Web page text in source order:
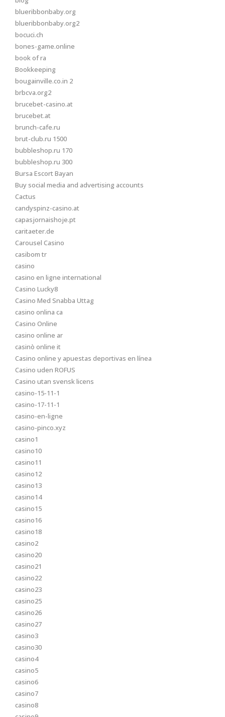
blueribbonbaby.org
blueribbonbaby.org2
bocuci.ch
bones-game.online
book of ra
Bookkeeping
bougainville.co.in 2
brbcva.org2
brucebet-casino.at
brucebet.at
brunch-cafe.ru
brut-club.ru 1500
bubbleshop.ru 170
bubbleshop.ru 300
Bursa Escort Bayan
Buy social media and advertising accounts
Cactus
candyspinz-casino.at
capasjornaishoje.pt
caritaeter.de
Carousel Casino
casibom tr
casino
casino en ligne international
Casino Lucky8
Casino Med Snabba Uttag
casino onlina ca
Casino Online
casino online ar
casinò online it
Casino online y apuestas deportivas en línea
Casino uden ROFUS
Casino utan svensk licens
casino-15-11-1
casino-17-11-1
casino-en-ligne
casino-pinco.xyz
casino1
casino10
casino11
casino12
casino13
casino14
casino15
casino16
casino18
casino2
casino20
casino21
casino22
casino23
casino25
casino26
casino27
casino3
casino30
casino4
casino5
casino6
casino7
casino8